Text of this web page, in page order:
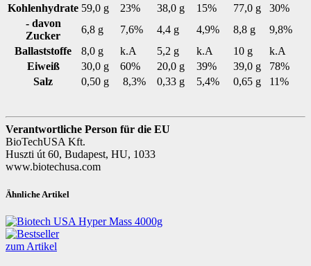
Kohlenhydrate 59,0 g 23% 38,0 g 15% 77,0 g
30%
- davon
Zucker
6,8 g 7,6% 4,4 g 4,9% 8,8 g
9,8%
Ballaststoffe
8,0 g k.A 5,2 g k.A 10 g
k.A
Eiweiß
30,0 g 60% 20,0 g 39% 39,0 g
78%
Salz
0,50 g 8,3% 0,33 g 5,4% 0,65 g 11%
Verantwortliche Person für die EU
BioTechUSA Kft.
Huszti út 60, Budapest, HU, 1033
www.biotechusa.com
Ähnliche Artikel
zum Artikel